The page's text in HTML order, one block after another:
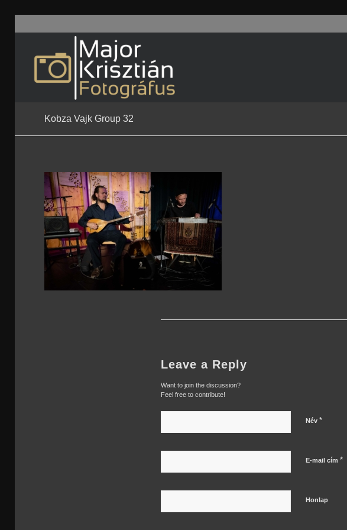
Kobza Vajk Group 32
Leave a Reply
Want to join the discussion?
Feel free to contribute!
Név *
E-mail cím *
Honlap